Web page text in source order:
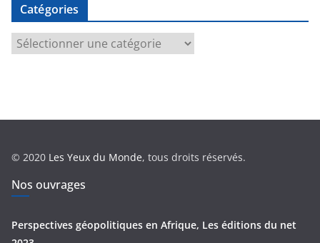
Catégories
a
e
s
© 2020 Les Yeux du Monde, tous droits réservés.
Nos ouvrages
Perspectives géopolitiques en Afrique, Les éditions du net